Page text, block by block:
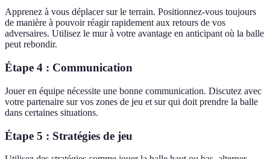
Apprenez à vous déplacer sur le terrain. Positionnez-vous toujours
de manière à pouvoir réagir rapidement aux retours de vos
adversaires. Utilisez le mur à votre avantage en anticipant où la balle
peut rebondir.
Étape 4 : Communication
Jouer en équipe nécessite une bonne communication. Discutez avec
votre partenaire sur vos zones de jeu et sur qui doit prendre la balle
dans certaines situations.
Étape 5 : Stratégies de jeu